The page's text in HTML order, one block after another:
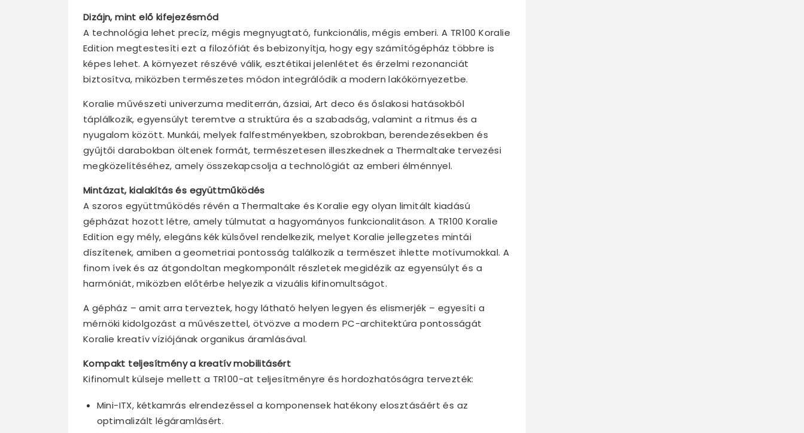
Dizájn, mint elő kifejezésmód
A technológia lehet precíz, mégis megnyugtató, funkcionális, mégis emberi. A TR100 Koralie
Edition megtestesíti ezt a filozófiát és bebizonyítja, hogy egy számítógépház többre is
képes lehet. A környezet részévé válik, esztétikai jelenlétet és érzelmi rezonanciát
biztosítva, miközben természetes módon integrálódik a modern lakókörnyezetbe.
Koralie művészeti univerzuma mediterrán, ázsiai, Art deco és őslakosi hatásokból
táplálkozik, egyensúlyt teremtve a struktúra és a szabadság, valamint a ritmus és a
nyugalom között. Munkái, melyek falfestményekben, szobrokban, berendezésekben és
gyűjtői darabokban öltenek formát, természetesen illeszkednek a Thermaltake tervezési
megközelítéséhez, amely összekapcsolja a technológiát az emberi élménnyel.
Mintázat, kialakítás és együttműködés
A szoros együttműködés révén a Thermaltake és Koralie egy olyan limitált kiadású
gépházat hozott létre, amely túlmutat a hagyományos funkcionalitáson. A TR100 Koralie
Edition egy mély, elegáns kék külsővel rendelkezik, melyet Koralie jellegzetes mintái
díszítenek, amiben a geometriai pontosság találkozik a természet ihlette motívumokkal. A
finom ívek és az átgondoltan megkomponált részletek megidézik az egyensúlyt és a
harmóniát, miközben előtérbe helyezik a vizuális kifinomultságot.
A gépház – amit arra terveztek, hogy látható helyen legyen és elismerjék – egyesíti a
mérnöki kidolgozást a művészettel, ötvözve a modern PC-architektúra pontosságát
Koralie kreatív víziójának organikus áramlásával.
Kompakt teljesítmény a kreatív mobilitásért
Kifinomult külseje mellett a TR100-at teljesítményre és hordozhatóságra tervezték:
Mini-ITX, kétkamrás elrendezéssel a komponensek hatékony elosztásáért és az
optimalizált légáramlásért.